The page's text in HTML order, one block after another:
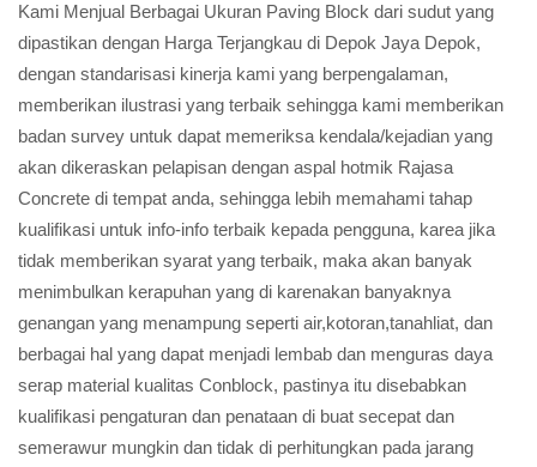
Kami Menjual Berbagai Ukuran Paving Block dari sudut yang
dipastikan dengan Harga Terjangkau di Depok Jaya Depok,
dengan standarisasi kinerja kami yang berpengalaman,
memberikan ilustrasi yang terbaik sehingga kami memberikan
badan survey untuk dapat memeriksa kendala/kejadian yang
akan dikeraskan pelapisan dengan aspal hotmik Rajasa
Concrete di tempat anda, sehingga lebih memahami tahap
kualifikasi untuk info-info terbaik kepada pengguna, karea jika
tidak memberikan syarat yang terbaik, maka akan banyak
menimbulkan kerapuhan yang di karenakan banyaknya
genangan yang menampung seperti air,kotoran,tanahliat, dan
berbagai hal yang dapat menjadi lembab dan menguras daya
serap material kualitas Conblock, pastinya itu disebabkan
kualifikasi pengaturan dan penataan di buat secepat dan
semerawur mungkin dan tidak di perhitungkan pada jarang